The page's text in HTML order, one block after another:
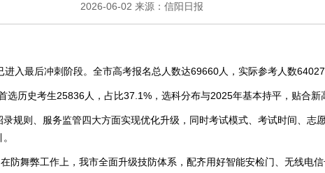
2026-06-02 来源：信阳日报
入最后冲刺阶段。全市高考报名总人数达69660人，实际参考人数
历史考生25836人，占比37.1%，选科分布与2025年基本持平，贴合新
规则、服务监管四大方面实现优化升级，同时考试模式、考试时间、
舞弊工作上，我市全面升级技防体系，配齐用好智能安检门、无线电